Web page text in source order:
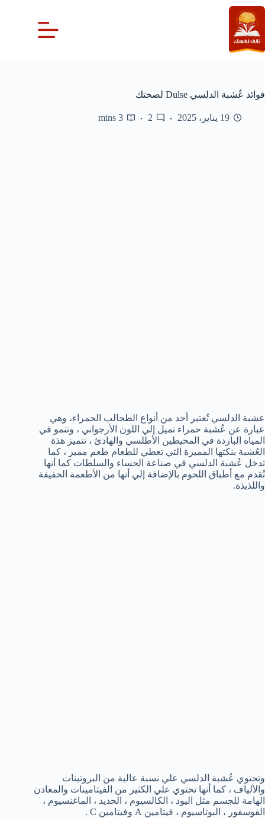
التجاوز
إلى
المحتوى
فوائد عُشبة الدلسي Dulse لصحتك
19 يناير، 2025 2
3 mins
عشبة الدلسي تُعتبر أحد من أنواع الطحالب الحمراء، وهي
عبارة عن عُشبة حمراء تميل إلي اللون الأرجواني ، وتنمو في
المياه الباردة في المحيطين الأطلسي والهادئ ، تتميز هذة
العُشبة بنكتها المميزة التي تعطي للطعام طعم مميز ، كما
تدخل عُشبة الدلسي في صناعة الحساء والسلطات كما أنها
تُقدم مع أطباق اللحوم بالإضافة إلي أنها من الأطعمة الخفيفة
واللذيذة.
وتحتوي عُشبة الدلسي علي نسبة عالية من البروتينات
والألياف ، كما أنها تحتوي علي الكثير من الفيتامينات والمعادن
الهامة للجسم مثل اليود ، الكالسيوم ، الحديد ، الماغنسيوم ،
الفوسفور ، البوتاسيوم ، فيتامين A وفيتامين C .